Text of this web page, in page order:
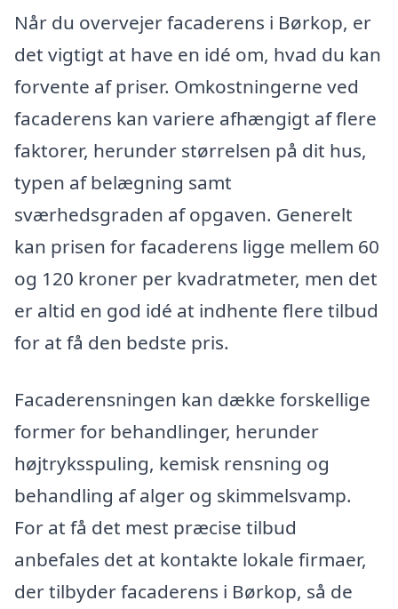
Når du overvejer facaderens i Børkop, er
det vigtigt at have en idé om, hvad du kan
forvente af priser. Omkostningerne ved
facaderens kan variere afhængigt af flere
faktorer, herunder størrelsen på dit hus,
typen af belægning samt
sværhedsgraden af opgaven. Generelt
kan prisen for facaderens ligge mellem 60
og 120 kroner per kvadratmeter, men det
er altid en god idé at indhente flere tilbud
for at få den bedste pris.
Facaderensningen kan dække forskellige
former for behandlinger, herunder
højtryksspuling, kemisk rensning og
behandling af alger og skimmelsvamp.
For at få det mest præcise tilbud
anbefales det at kontakte lokale firmaer,
der tilbyder facaderens i Børkop, så de